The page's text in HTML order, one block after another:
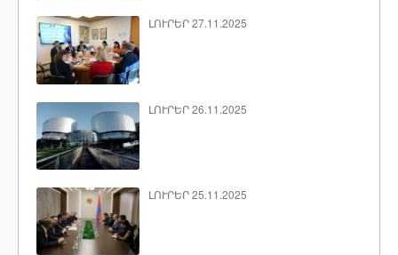
ԼՈՒՐԵՐ 27.11.2025
ԼՈՒՐԵՐ 26.11.2025
ԼՈՒՐԵՐ 25.11.2025